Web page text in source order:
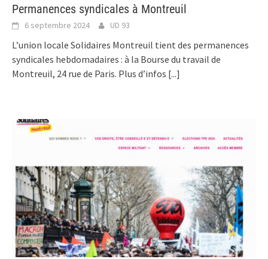
Permanences syndicales à Montreuil
6 septembre 2024 UD 93
L’union locale Solidaires Montreuil tient des permanences
syndicales hebdomadaires : à la Bourse du travail de
Montreuil, 24 rue de Paris. Plus d’infos [...]